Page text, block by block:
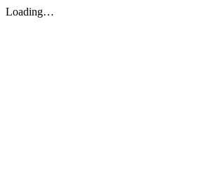
Loading…